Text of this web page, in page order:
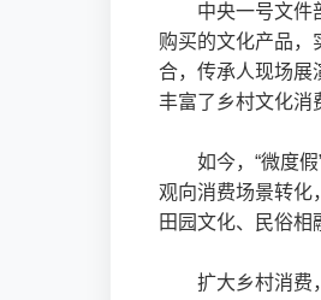
中央一号文件
购买的文化产品，
合，传承人现场展
丰富了乡村文化消
如今，“微度
观向消费场景转化
田园文化、民俗相
扩大乡村消费